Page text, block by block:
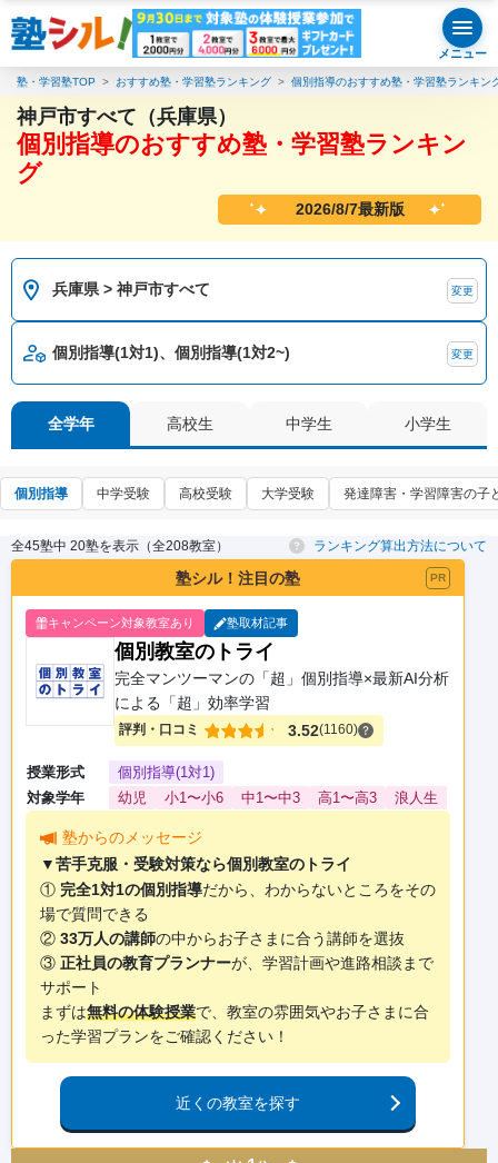
メニュー
塾・学習塾TOP おすすめ塾・学習塾ランキング 個別指導のおすすめ塾・学習塾ランキン
神戸市すべて（兵庫県）
個別指導のおすすめ塾・学習塾ランキン
グ
2026/8/7最新版
兵庫県 > 神戸市すべて 変更
個別指導(1対1)、個別指導(1対2~) 変更
全学年 高校生 中学生 小学生
個別指導 中学受験 高校受験 大学受験 発達障害・学習障害の子
全45塾中 20塾を表示（全208教室） ランキング算出方法について
塾シル！注目の塾 PR
キャンペーン対象教室あり 塾取材記事
個別教室のトライ
完全マンツーマンの「超」個別指導×最新AI分析
による「超」効率学習
評判・口コミ 3.52(1160)
授業形式
個別指導(1対1)
対象学年
幼児 小1〜小6 中1〜中3 高1〜高3 浪人生
塾からのメッセージ
▼苦手克服・受験対策なら個別教室のトライ
① 完全1対1の個別指導だから、わからないところをその
場で質問できる
② 33万人の講師の中からお子さまに合う講師を選抜
③ 正社員の教育プランナーが、学習計画や進路相談まで
サポート
まずは無料の体験授業で、教室の雰囲気やお子さまに合
った学習プランをご確認ください！
近くの教室を探す